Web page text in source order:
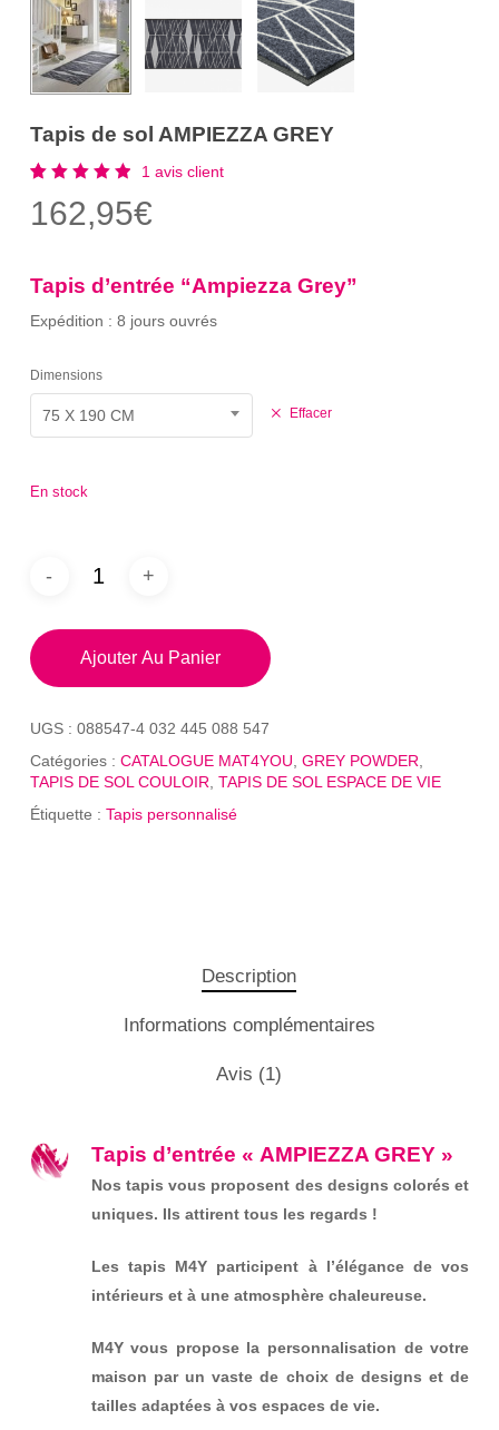
Tapis de sol AMPIEZZA GREY
5.00
sur 5
client
1 avis client
162,95€
Tapis d’entrée “Ampiezza Grey”
Expédition : 8 jours ouvrés
Dimensions
75 X 190 CM Effacer
En stock
Ajouter Au Panier
UGS : 088547-4 032 445 088 547
Catégories : CATALOGUE MAT4YOU GREY POWDER
TAPIS DE SOL COULOIR TAPIS DE SOL ESPACE DE VIE
Étiquette : Tapis personnalisé
Description
Informations complémentaires
Avis (1)
Tapis d’entrée « AMPIEZZA GREY »
Nos tapis vous proposent des designs colorés et
uniques. Ils attirent tous les regards !
Les tapis M4Y participent à l’élégance de vos
intérieurs et à une atmosphère chaleureuse.
M4Y vous propose la personnalisation de votre
maison par un vaste de choix de designs et de
tailles adaptées à vos espaces de vie.